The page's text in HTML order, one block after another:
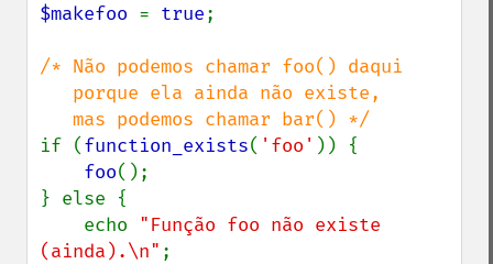
$makefoo = true;
/* Não podemos chamar foo() daqui
if (function_exists( 'foo' )) {
foo();
} else {
    echo
"Função foo não existe
(ainda).\n" ;